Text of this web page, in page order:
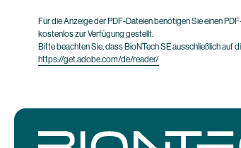
Für die Anzeige der PDF-Dateien benötigen Sie einen
kostenlos zur Verfügung gestellt.
Bitte beachten Sie, dass BioNTech SE ausschließlich
https://get.adobe.com/de/reader/